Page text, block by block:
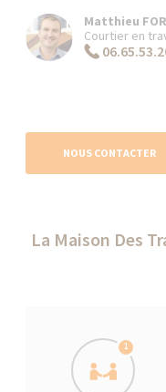
Matthieu
Courtier en
NOUS CONTACTER
La Maison Des
1